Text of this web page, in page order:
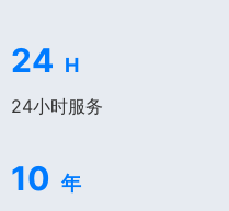
24 H
24小时服务
10 年